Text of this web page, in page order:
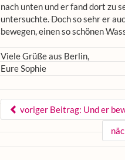
nach unten und er fand dort zu
untersuchte. Doch so sehr er
bewegen, einen so schönen
Viele Grüße aus Berlin,
Eure Sophie
voriger Beitrag: Und er